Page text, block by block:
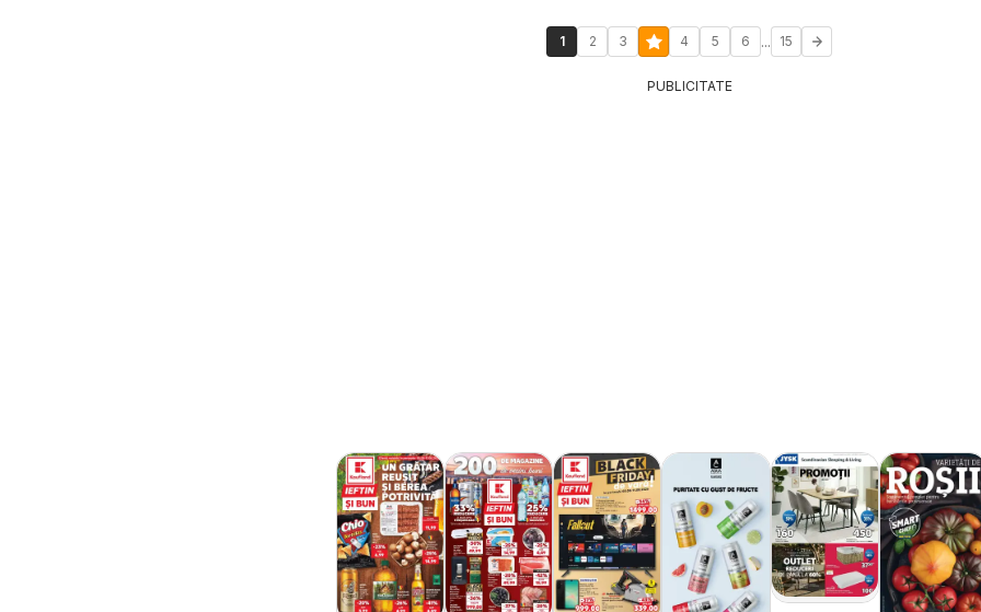
1 2 3 4 5 6 ... 15
PUBLICITATE